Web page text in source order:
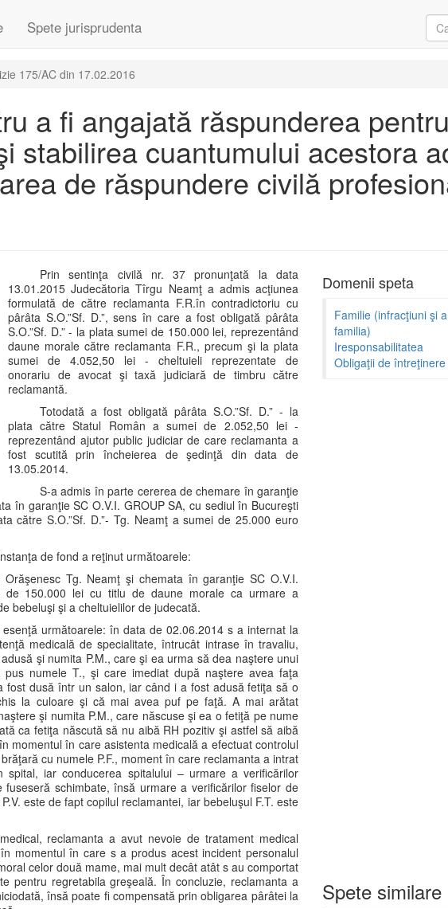
Spete jurisprudenta
175/AC din 17.02.2016
a fi angajată răspunderea
stabilirea cuantumului acestora
de răspundere civilă
Prin sentinţa civilă nr. 37 pronunţată la data
13.01.2015 Judecătoria Tîrgu Neamţ a admis acţiunea
formulată de către reclamanta F.R.în contradictoriu cu
pârâta S.O.”Sf. D.”, sens în care a fost obligată pârâta
S.O.”Sf. D.” - la plata sumei de 150.000 lei, reprezentând
daune morale către reclamanta F.R., precum şi la plata
sumei de 4.052,50 lei - cheltuieli reprezentate de
onorariu de avocat şi taxă judiciară de timbru către
reclamantă.
Totodată a fost obligată pârâta S.O.”Sf. D.” - la
plata către Statul Român a sumei de 2.052,50 lei -
reprezentând ajutor public judiciar de care reclamanta a
fost scutită prin încheierea de şedinţă din data de
13.05.2014.
S-a admis în parte cererea de chemare în garanţie
în garanţie SC O.V.I. GROUP SA, cu sediul în Bucureşti
către S.O.”Sf. D.”- Tg. Neamţ a sumei de 25.000 euro
de fond a reţinut următoarele:
Tg. Neamţ şi chemata în garanţie SC O.V.I.
de 150.000 lei cu titlu de daune morale ca urmare a
bebeluşi şi a cheltuielilor de judecată.
următoarele: în data de 02.06.2014 s a internat la
medicală de specialitate, întrucât intrase în travaliu,
şi numita P.M., care şi ea urma să dea naştere unui
numele T., şi care imediat după naştere avea faţa
dusă într un salon, iar când i a fost adusă fetiţa să o
la culoare şi că mai avea puf pe faţă. A mai arătat
şi numita P.M., care născuse şi ea o fetiţă pe nume
ca fetiţa născută să nu aibă RH pozitiv şi astfel să aibă
momentul în care asistenta medicală a efectuat controlul
cu numele P.F., moment în care reclamanta a intrat
iar conducerea spitalului – urmare a verificărilor
schimbate, însă urmare a verificărilor fiselor de
este de fapt copilul reclamantei, iar bebeluşul F.T. este
reclamanta a avut nevoie de tratament medical
momentul în care s a produs acest incident personalul
celor două mame, mai mult decât atât s au comportat
pentru regretabila greşeală. În concluzie, reclamanta a
însă poate fi compensată prin obligarea pârâtei la
Domenii speta
Familie (infracţiuni şi
familia)
Iresponsabilitatea
Obligaţii de întreţinere
Spete similare